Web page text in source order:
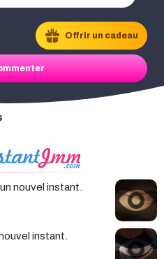
Offrir un cadeau
nouvel instant.
instant.